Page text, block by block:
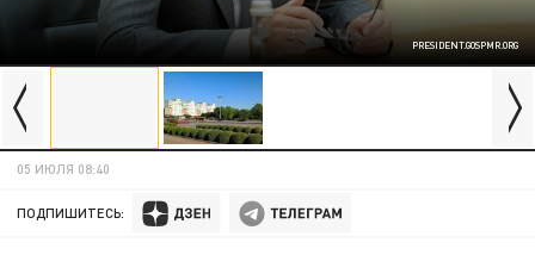
PRESIDENT.GOSPMR.ORG
05 ИЮЛЯ 08:40
ПОДПИШИТЕСЬ: